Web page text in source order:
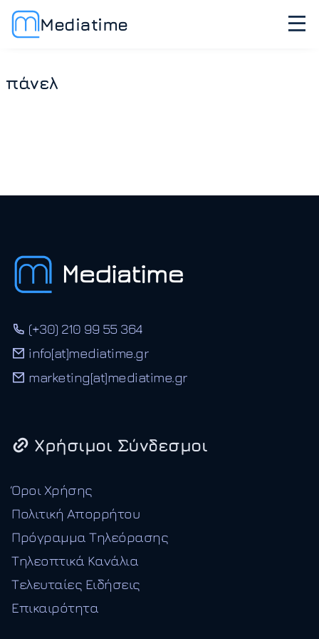
Mediatime
πάνελ
(+30) 210 99 55 364
info[at]mediatime.gr
marketing[at]mediatime.gr
Χρήσιμοι Σύνδεσμοι
Όροι Χρήσης
Πολιτική Απορρήτου
Πρόγραμμα Τηλεόρασης
Τηλεοπτικά Κανάλια
Τελευταίες Ειδήσεις
Επικαιρότητα